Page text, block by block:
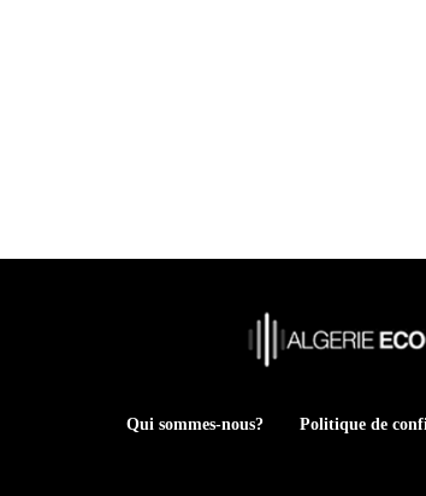
Qui sommes-nous? Politique de